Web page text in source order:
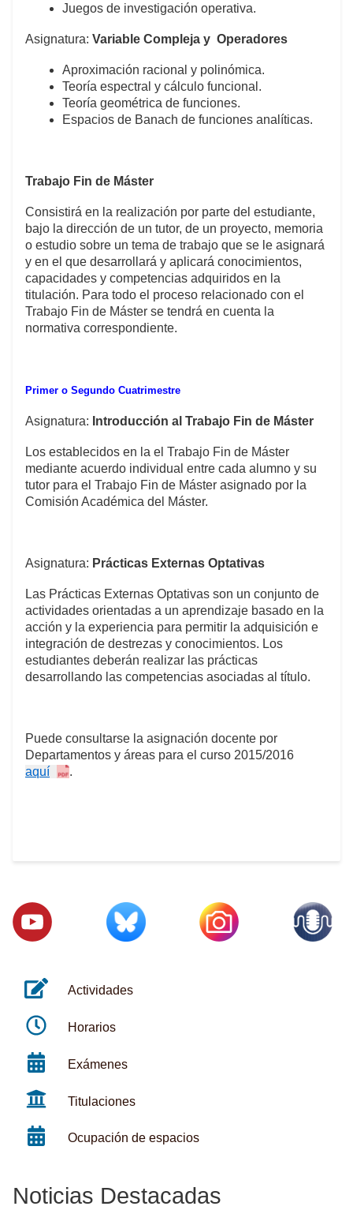
Juegos de investigación operativa.
Asignatura: Variable Compleja y Operadores
Aproximación racional y polinómica.
Teoría espectral y cálculo funcional.
Teoría geométrica de funciones.
Espacios de Banach de funciones analíticas.
Trabajo Fin de Máster
Consistirá en la realización por parte del estudiante,
bajo la dirección de un tutor, de un proyecto, memoria
o estudio sobre un tema de trabajo que se le asignará
y en el que desarrollará y aplicará conocimientos,
capacidades y competencias adquiridos en la
titulación. Para todo el proceso relacionado con el
Trabajo Fin de Máster se tendrá en cuenta la
normativa correspondiente.
Primer o Segundo Cuatrimestre
Asignatura: Introducción al Trabajo Fin de Máster
Los establecidos en la el Trabajo Fin de Máster
mediante acuerdo individual entre cada alumno y su
tutor para el Trabajo Fin de Máster asignado por la
Comisión Académica del Máster.
Asignatura: Prácticas Externas Optativas
Las Prácticas Externas Optativas son un conjunto de
actividades orientadas a un aprendizaje basado en la
acción y la experiencia para permitir la adquisición e
integración de destrezas y conocimientos. Los
estudiantes deberán realizar las prácticas
desarrollando las competencias asociadas al título.
Puede consultarse la asignación docente por
Departamentos y áreas para el curso 2015/2016
aquí
.
Actividades
Horarios
Exámenes
Titulaciones
Ocupación de espacios
Noticias Destacadas